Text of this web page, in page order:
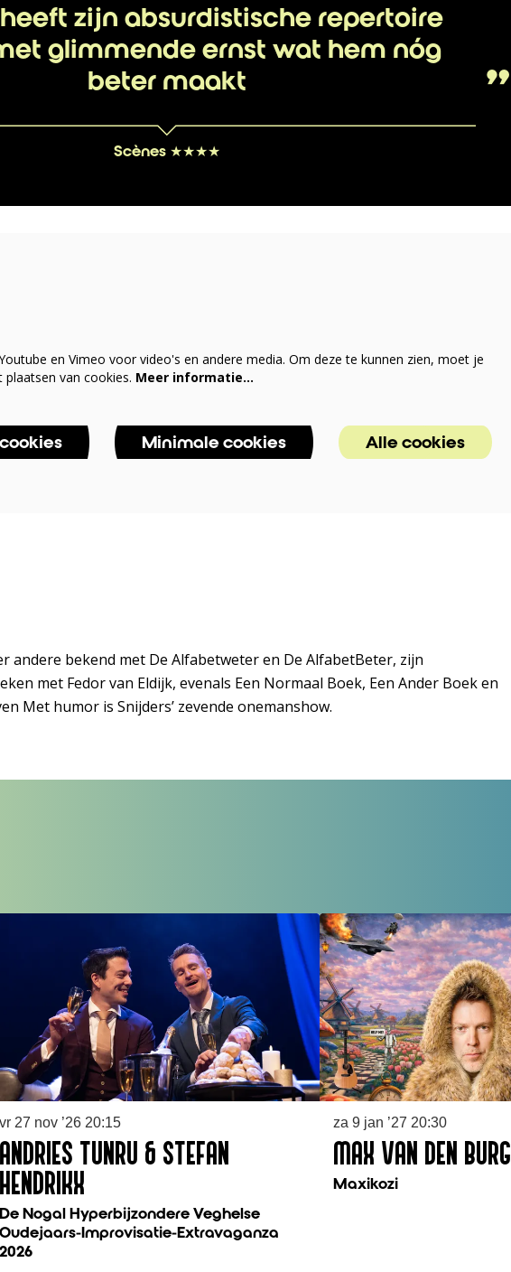
zijn absurdistische repertoire
glimmende ernst wat hem nóg
beter maakt
Scènes ★★★★
en Vimeo voor video's en andere media. Om deze te kunnen zien, moet je
van cookies. Meer informatie…
Minimale cookies Alle cookies
andere bekend met De Alfabetweter en De AlfabetBeter, zijn
met Fedor van Eldijk, evenals Een Normaal Boek, Een Ander Boek en
Met humor is Snijders’ zevende onemanshow.
ANDRIES TUNRU & STEFAN
HENDRIKX
De Nogal Hyperbijzondere Veghelse
Oudejaars-Improvisatie-Extravaganza
2026
vr 27 nov ’2620:15
MAX VAN DEN BURG
Maxikozi
za 9 jan ’27 20:30